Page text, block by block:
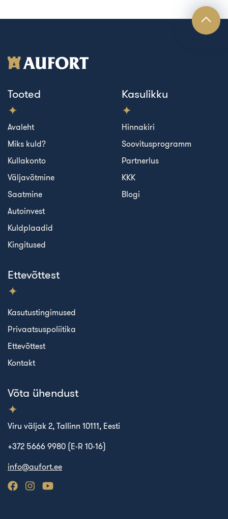
Tooted
Avaleht
Miks kuld?
Kullakonto
Väljavõtmine
Saatmine
Autoinvest
Kuldplaadid
Kingitused
Kasulikku
Hinnakiri
Soovitusprogramm
Partnerlus
KKK
Blogi
Ettevõttest
Kasutustingimused
Privaatsuspoliitika
Ettevõttest
Kontakt
Võta ühendust
Viru väljak 2, Tallinn 10111, Eesti
+372 5666 9980 (E-R 10-16)
info@aufort.ee